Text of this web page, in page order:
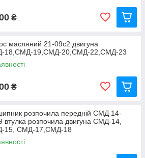
₴
масляний 21-09с2 двигуна
18,СМД-19,СМД-20,СМД-22,СМД-23
₴
розпочила передній СМД 14-
втулка розпочила двигуна СМД-14,
15, СМД-17,СМД-18